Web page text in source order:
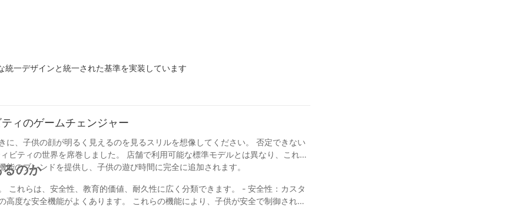
一デザインと統一された基準を実装しています
ィのゲームチェンジャー
、子供の顔が明るく見えるのを見るスリルを想像してください。 否定できない
ティの世界を席巻しました。 店舗で利用可能な標準モデルとは異なり、これら
のブレンドを提供し、子供の遊び時間に完全に追加されます。
るのか
安全性、教育的価値、耐久性に広く分類できます。 - 安全性：カスタ
度な安全機能がよくあります。 これらの機能により、子供が安全で制御された